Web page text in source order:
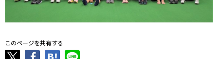
このページを共有する